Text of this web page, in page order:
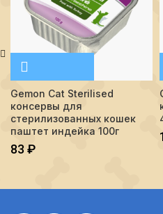
Gemon Cat Sterilised
консервы для
стерилизованных кошек
паштет индейка 100г
83₽